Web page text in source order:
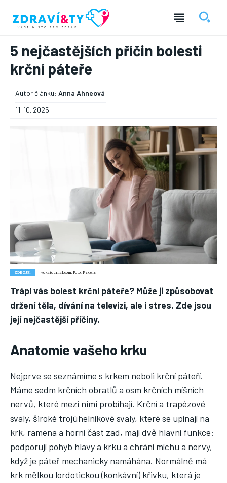
― REKLAMA ―
Nic není tak důležité, jako vaše zdraví.
Náš web nabízí komplexní informace a rady pro zdravý životní
styl, zahrnující nejnovější poznatky o různých onemocněních,
přínosné zdravotní praktiky, techniky jógy a rady pro
vyváženou stravu.
ZDRAVÍ
DĚTI
ONEMOCNĚNÍ
FITNESS
HUBNUTÍ
JÓGA
5 nejčastějších příčin bolesti
krční páteře
Autor článku: Anna Ahneová
11. 10. 2025
ZDROJE: yogajournal.com, Foto: Pexels
Trápí vás bolest krční páteře? Může ji způsobovat
držení těla, dívání na televizi, ale i stres. Zde jsou
její nejčastější příčiny.
Anatomie vašeho krku
Nejprve se seznámíme s krkem neboli krční páteří.
Máme sedm krčních obratlů a osm krčních míšních
nervů, které mezi nimi probíhají. Krční a trapézové
svaly, široké trojúhelníkové svaly, které se upínají na
krk, ramena a horní část zad, mají dvě hlavní funkce:
podporují pohyb hlavy a krku a chrání míchu a nervy,
když je páteř mechanicky namáhána. Normálně má
krk mělkou lordotickou (konkávní) křivku, která je